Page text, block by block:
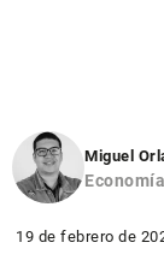
Miguel
Economía
19 de febrero de